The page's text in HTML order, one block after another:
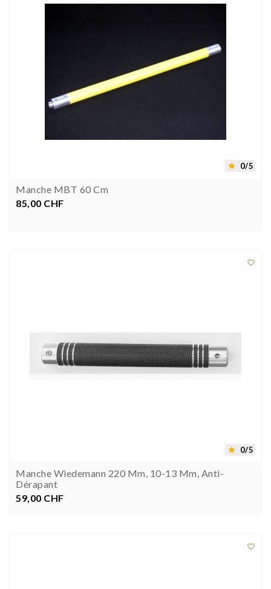
 0/5
Manche MBT 60 Cm
Prix
85,00 CHF

 0/5
Manche Wiedemann 220 Mm, 10-13 Mm, Anti-
Dérapant
Prix
59,00 CHF
